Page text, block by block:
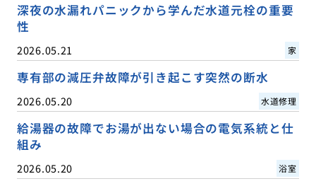
深夜の水漏れパニックから学んだ水道元栓の重要
性
2026.05.21 家
専有部の減圧弁故障が引き起こす突然の断水
2026.05.20 水道修理
給湯器の故障でお湯が出ない場合の電気系統と仕
組み
2026.05.20 浴室